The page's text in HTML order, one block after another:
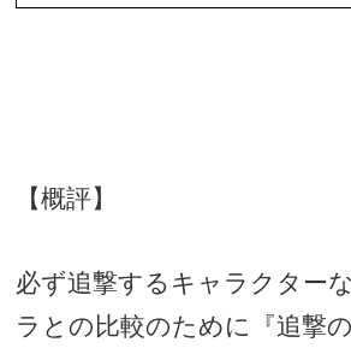
【概評】
必ず追撃するキャラクター
ラとの比較のために『追撃